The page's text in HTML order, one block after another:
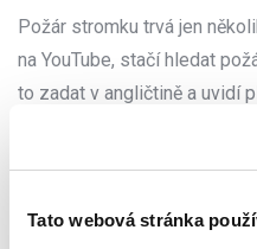
Tato webová stránka
Požár stromku trvá jen
na YouTube, stačí hledat
to zadat v angličtině a uvidí
je strom v plamenech. Pak
neuhasitelné. Nejen kvůli